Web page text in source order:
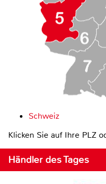
Schweiz
Klicken Sie auf Ihre PLZ
Händler des Tages